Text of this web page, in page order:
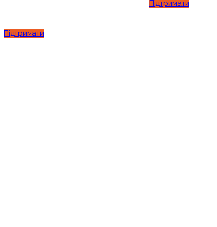
Підтримати
Підтримати